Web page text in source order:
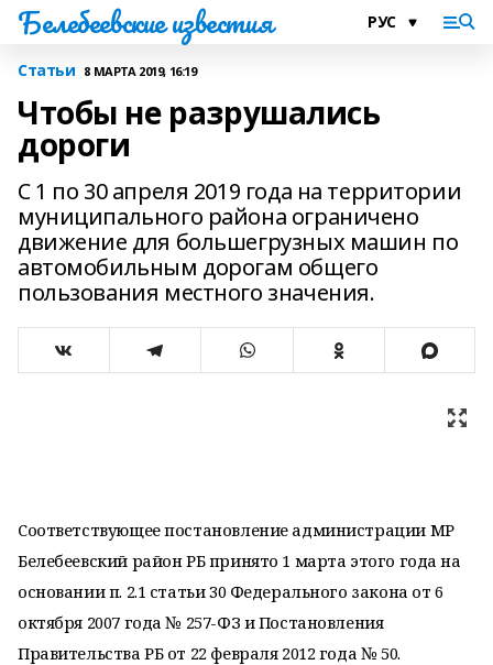
Белебеевские известия
Статьи 8 МАРТА 2019, 16:19
Чтобы не разрушались
дороги
С 1 по 30 апреля 2019 года на территории
муниципального района ограничено
движение для большегрузных машин по
автомобильным дорогам общего
пользования местного значения.
Соответствующее постановление администрации МР
Белебеевский район РБ принято 1 марта этого года на
основании п. 2.1 статьи 30 Федерального закона от 6
октября 2007 года № 257-ФЗ и Постановления
Правительства РБ от 22 февраля 2012 года № 50.